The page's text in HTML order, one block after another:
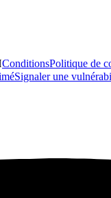
ConditionsPolitique de
Signaler une